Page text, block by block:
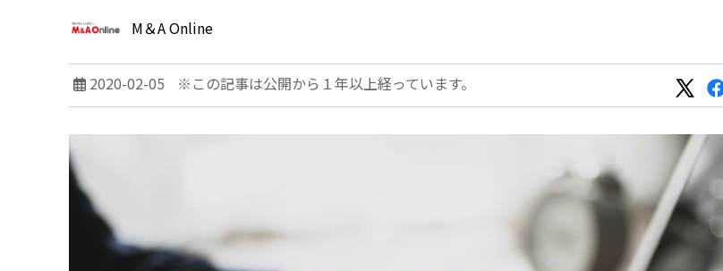
M＆A Online
2020-02-05 ※この記事は公開から１年以上経っています。